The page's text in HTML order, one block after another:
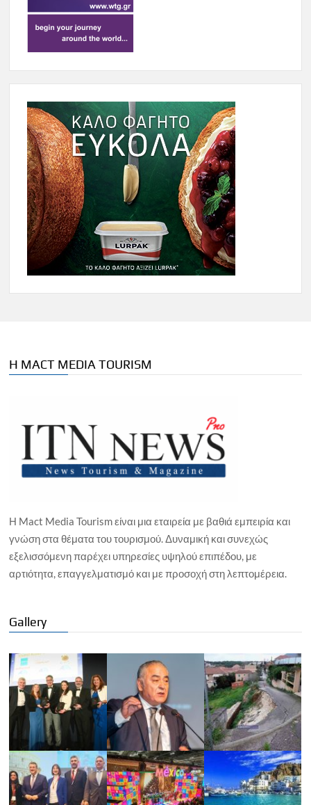
Η MACT MEDIA TOURISM
Η Mact Media Tourism είναι μια εταιρεία με βαθιά εμπειρία και
γνώση στα θέματα του τουρισμού. Δυναμική και συνεχώς
εξελισσόμενη παρέχει υπηρεσίες υψηλού επιπέδου, με
αρτιότητα, επαγγελματισμό και με προσοχή στη λεπτομέρεια.
Gallery